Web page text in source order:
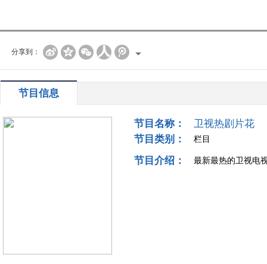
分享到：
节目信息
节目名称：
卫视热剧片花
节目类别：
栏目
节目介绍： 最新最热的卫视电